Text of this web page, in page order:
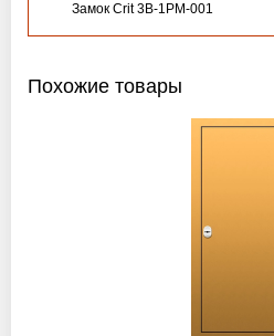
Замок Crit 3B-1PM-001
Похожие товары